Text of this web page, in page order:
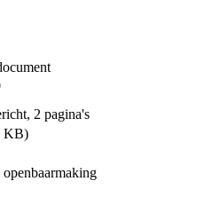
2 pagina's
KB)